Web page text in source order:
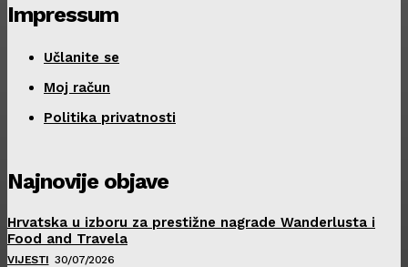
Impressum
Učlanite se
Moj račun
Politika privatnosti
Najnovije objave
Hrvatska u izboru za prestižne nagrade Wanderlusta i
Food and Travela
VIJESTI 30/07/2026